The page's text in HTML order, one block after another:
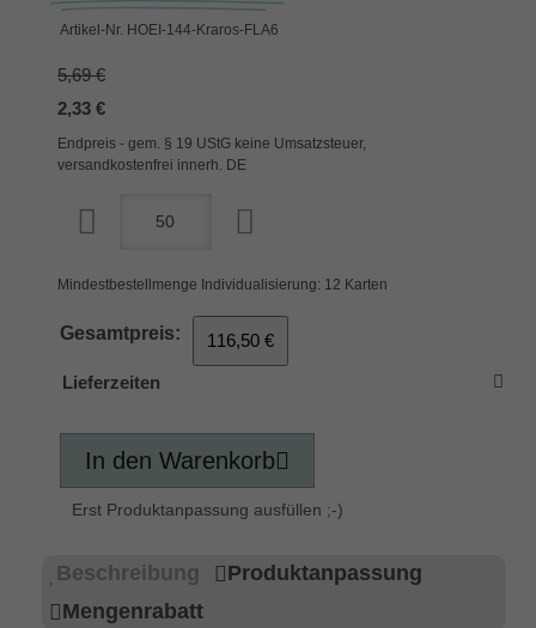
Artikel-Nr. HOEI-144-Kraros-FLA6
5,69 €
2,33 €
Endpreis - gem. § 19 UStG keine Umsatzsteuer,
versandkostenfrei innerh. DE
Mindestbestellmenge Individualisierung: 12 Karten
Gesamtpreis: 116,50 €
Lieferzeiten
In den Warenkorb
Erst Produktanpassung ausfüllen ;-)
Beschreibung
Produktanpassung
Mengenrabatt